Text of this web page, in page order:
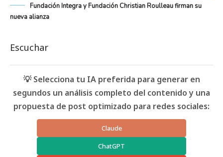
Fundación Integra y Fundación Christian Roulleau firman su
nueva alianza
Escuchar
💡 Selecciona tu IA preferida para generar en
segundos un análisis completo del contenido y una
propuesta de post optimizado para redes sociales:
Claude
ChatGPT